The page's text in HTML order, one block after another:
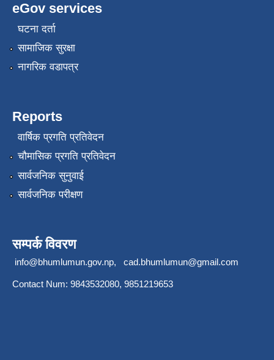
eGov services
घटना दर्ता
सामाजिक सुरक्षा
नागरिक वडापत्र
Reports
वार्षिक प्रगति प्रतिवेदन
चौमासिक प्रगति प्रतिवेदन
सार्वजनिक सुनुवाई
सार्वजनिक परीक्षण
सम्पर्क विवरण
info@bhumlumun.gov.np, cad.bhumlumun@gmail.com
Contact Num: 9843532080, 9851219653